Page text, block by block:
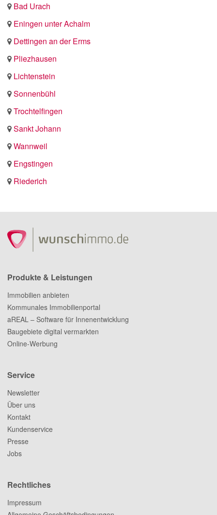
Bad Urach
Eningen unter Achalm
Dettingen an der Erms
Pliezhausen
Lichtenstein
Sonnenbühl
Trochtelfingen
Sankt Johann
Wannweil
Engstingen
Riederich
Produkte & Leistungen
Immobilien anbieten
Kommunales Immobilienportal
aREAL – Software für Innenentwicklung
Baugebiete digital vermarkten
Online-Werbung
Service
Newsletter
Über uns
Kontakt
Kundenservice
Presse
Jobs
Rechtliches
Impressum